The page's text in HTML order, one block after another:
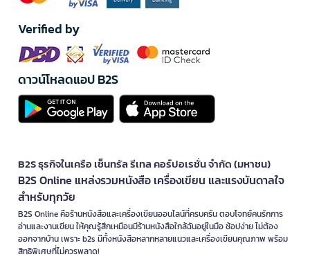
Verified by
ดาวน์โหลดแอป B2S
B2S ธุรกิจในเครือ เซ็นทรัล รีเทล คอร์ปอเรชั่น จำกัด (มหาชน)
B2S Online แหล่งรวมหนังสือ เครื่องเขียน และแรงบันดาลใจ
สำหรับทุกวัย
B2S Online คือร้านหนังสือและเครื่องเขียนออนไลน์ที่ครบครัน ตอบโจทย์คนรักการ
อ่านและงานเขียน ให้คุณรู้สึกเหมือนมีร้านหนังสือใกล้ฉันอยู่ในมือ ช้อปง่าย ไม่ต้อง
ออกจากบ้าน เพราะ b2s มีทั้งหนังสือหลากหลายแนวและเครื่องเขียนคุณภาพ พร้อม
สิทธิพิเศษที่ไม่ควรพลาด!